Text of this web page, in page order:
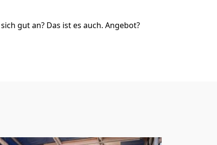
gut an? Das ist es auch. Angebot?